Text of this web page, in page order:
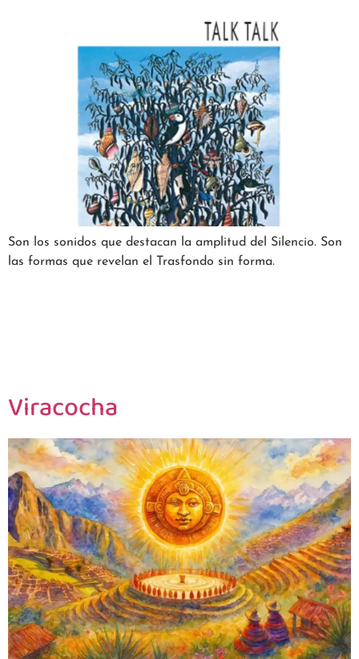
Son los sonidos que destacan la amplitud del Silencio. Son
las formas que revelan el Trasfondo sin forma.
Viracocha